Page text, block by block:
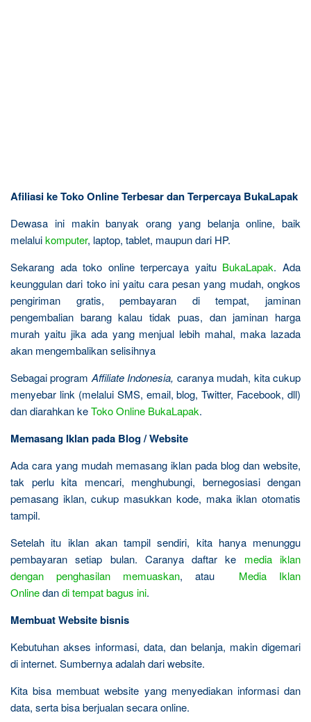
Afiliasi ke Toko Online Terbesar dan Terpercaya BukaLapak
Dewasa ini makin banyak orang yang belanja online, baik
melaluikomputer, laptop, tablet, maupun dari HP.
Sekarang ada toko online terpercaya yaitu BukaLapak. Ada
keunggulan dari toko ini yaitu cara pesan yang mudah, ongkos
pengiriman gratis, pembayaran di tempat, jaminan
pengembalian barang kalau tidak puas, dan jaminan harga
murah yaitu jika ada yang menjual lebih mahal, maka lazada
akan mengembalikan selisihnya
Sebagai program Affiliate Indonesia, caranya mudah, kita cukup
menyebar link (melalui SMS, email, blog, Twitter, Facebook, dll)
dan diarahkan keToko Online BukaLapak.
Memasang Iklan pada Blog / Website
Ada cara yang mudah memasang iklan pada blog dan website,
tak perlu kita mencari, menghubungi, bernegosiasi dengan
pemasang iklan, cukup masukkan kode, maka iklan otomatis
tampil.
Setelah itu iklan akan tampil sendiri, kita hanya menunggu
pembayaran setiap bulan. Caranya daftar ke media iklan
dengan penghasilan memuaskan, atau Media Iklan
Onlinedandi tempat bagus ini.
Membuat Website bisnis
Kebutuhan akses informasi, data, dan belanja, makin digemari
di internet. Sumbernya adalah dari website.
Kita bisa membuat website yang menyediakan informasi dan
data, serta bisa berjualan secara online.